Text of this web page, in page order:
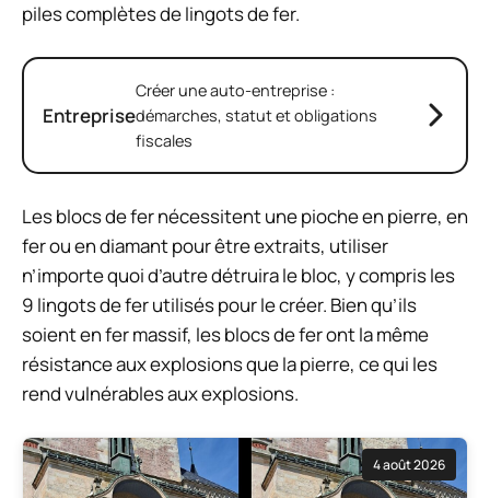
piles complètes de lingots de fer.
Entreprise
Créer une auto-entreprise :
démarches, statut et obligations
fiscales
Les blocs de fer nécessitent une pioche en pierre, en
fer ou en diamant pour être extraits, utiliser
n’importe quoi d’autre détruira le bloc, y compris les
9 lingots de fer utilisés pour le créer. Bien qu’ils
soient en fer massif, les blocs de fer ont la même
résistance aux explosions que la pierre, ce qui les
rend vulnérables aux explosions.
4 août 2026